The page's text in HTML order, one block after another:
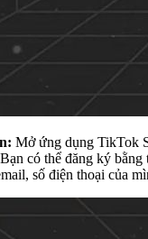
Mở ứng dụng TikTok
có thể đăng ký bằng
số điện thoại của